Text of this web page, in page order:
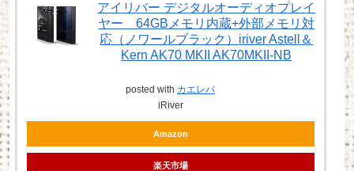
アイリバー デジタルオーディオプレイ
ヤー 64GBメモリ内蔵+外部メモリ対
応（ノワールブラック）iriver Astell＆
Kern AK70 MKII AK70MKII-NB
posted with カエレバ
iRiver
Amazon
楽天市場